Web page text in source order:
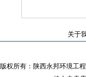
关于
版权所有：陕西永邦环境工